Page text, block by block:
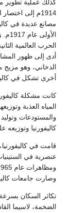
مواردها الطبيعية.
اختصار الطريق البحري
بعد دخول
الأولى عام 1917م. زاد عدد
وعلى سبيل
مزيج من الضباب
محنة
الكبرى في
وبدأت الولاية
الطاقة،
على المناطق الأكثر
كغيرها من
من القرن
ومظاهرات عام 1965م
مركزًا
في السبعينيات،
القادمين من